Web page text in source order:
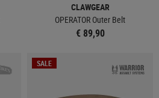
CLAWGEAR
OPERATOR Outer Belt
€ 89,90
SALE